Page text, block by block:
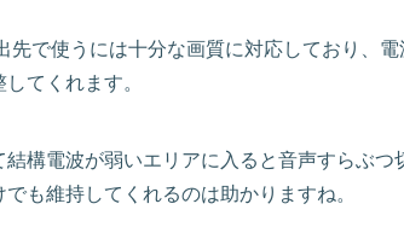
先で使うには十分な画質に対応しており、
てくれます。
構電波が弱いエリアに入ると音声すらぶつ
も維持してくれるのは助かりますね。